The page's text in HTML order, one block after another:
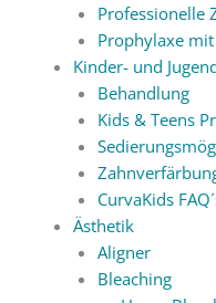
Professionelle
Prophylaxe
Kinder- und
Behandlung
Kids & Teens
CurvaKids
Ästhetik
Aligner
Bleaching